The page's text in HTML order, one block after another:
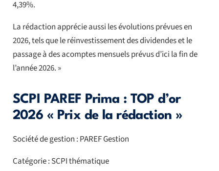
4,39%.
La rédaction apprécie aussi les évolutions prévues en
2026, tels que le réinvestissement des dividendes et le
passage à des acomptes mensuels prévus d’ici la fin de
l’année 2026. »
SCPI PAREF Prima : TOP d’or
2026 « Prix de la rédaction »
Société de gestion : PAREF Gestion
Catégorie : SCPI thématique